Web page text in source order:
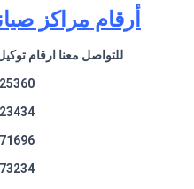
أرقام مراكز صيانة
للتواصل معنا ارقام توكيل